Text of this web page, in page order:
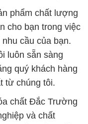
phẩm chất lượng
cho bạn trong việc
cầu của bạn.
luôn sẵn sàng
quý khách hàng
từ chúng tôi.
chất Đắc Trường
và chất